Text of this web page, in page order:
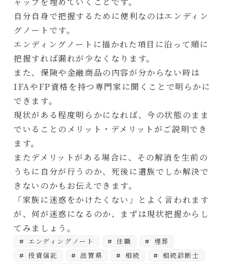
自分自身で把握するために便利なのはエンディン
グノートです。
エンディングノートに描かれた項目に沿って順に
把握すれば漏れが少なくなります。
また、保険や金融商品の内容が分からない時は
IFAやFP資格を持つ専門家に聞くことで明らかに
できます。
現状がある程度明らかになれば、今の状態のまま
でいることのメリット・デメリットがご説明でき
ます。
またデメリットがある場合に、その解消を生前の
うちに自分が行うのか、死後に遺族でしか解決で
きないのかもお伝えできます。
「家族に迷惑をかけたくない」とよく言われます
が、何が迷惑になるのか、まずは現状把握からし
てみましょう。
エンディングノート 住職
埋葬
投資信託
滋賀県 相続
相続診断士